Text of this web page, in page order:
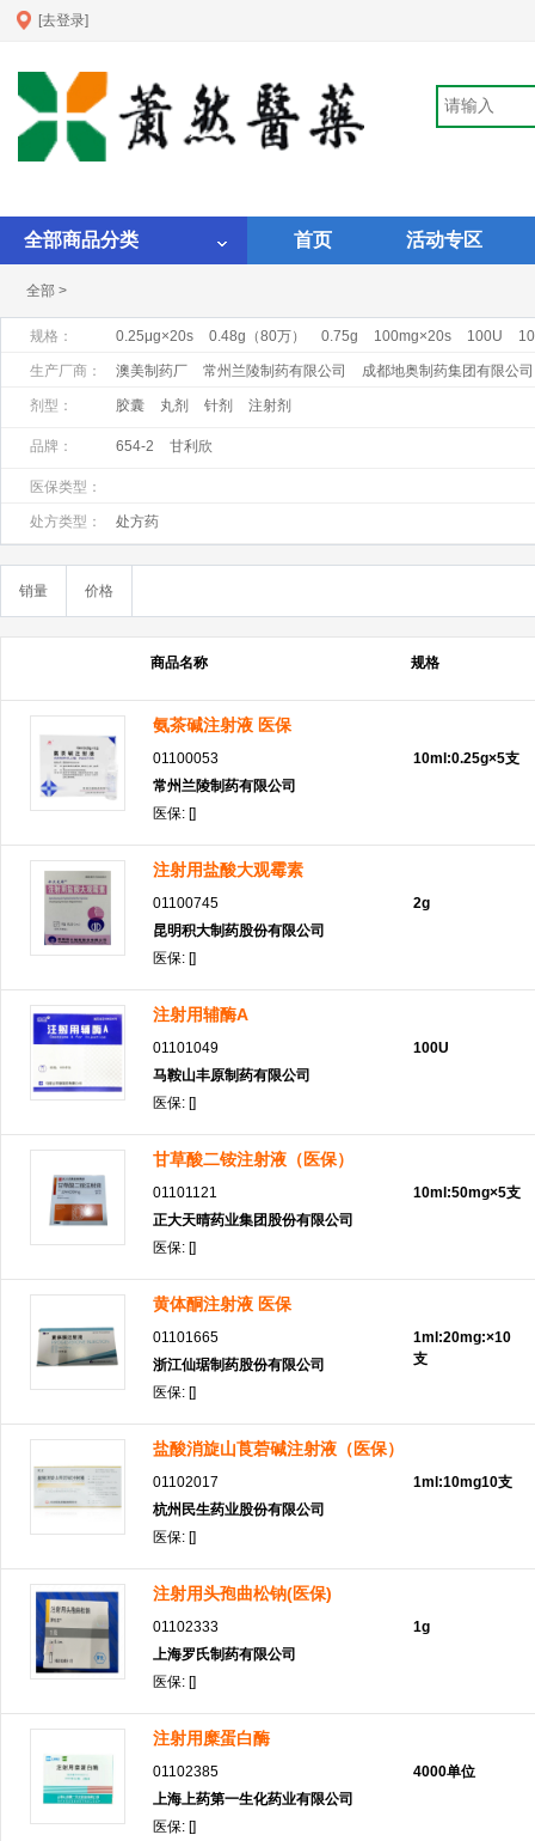
[去登录]
全部商品分类 首页 活动专区
全部 >
规格： 0.25μg×20s 0.48g（80万） 0.75g 100mg×20s 100U
1ml:1mg×10支
1ml:1mgX10支 1ml:20mg:×10支
生产厂商： 澳美制药厂 常州兰陵制药有限公司
成都地奥制药集团有限公司
昆明积大制药股份有限公司
浙江瑞新药业股份有限公司
剂型： 胶囊 丸剂 针剂 注射剂
品牌： 654-2 甘利欣
医保类型：
处方类型： 处方药
销量 价格
商品名称 规格
氨茶碱注射液 医保
01100053
常州兰陵制药有限公司
医保: []
10ml:0.25g×5支
注射用盐酸大观霉素
01100745
昆明积大制药股份有限公司
医保: []
2g
注射用辅酶A
01101049
马鞍山丰原制药有限公司
医保: []
100U
甘草酸二铵注射液（医保）
01101121
正大天晴药业集团股份有限公司
医保: []
10ml:50mg×5支
黄体酮注射液 医保
01101665
浙江仙琚制药股份有限公司
医保: []
1ml:20mg:×10
支
盐酸消旋山莨菪碱注射液（医保）
01102017
杭州民生药业股份有限公司
医保: []
1ml:10mg10支
注射用头孢曲松钠(医保)
01102333
上海罗氏制药有限公司
医保: []
1g
注射用糜蛋白酶
01102385
上海上药第一生化药业有限公司
医保: []
4000单位